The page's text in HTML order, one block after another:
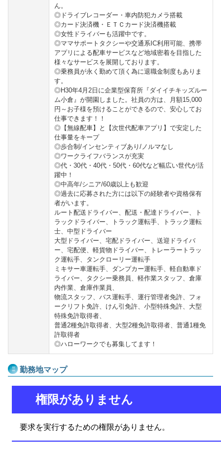
ん。
◎ドライブレコーダー・車内防犯カメラ搭載
◎カード決済機・ＥＴＣカード決済機搭載
◎女性ドライバーも活躍中です。
◎ママサポートタクシーや交通系IC利用可能、携帯
アプリによる配車サービスなど地域密着を目指した
様々なサービスを展開しております。
◎乗務員が永く勤めて頂く為に退職金制度もありま
す。
◎H30年4月2日に企業型保育所『ダイイチキッズルー
ム小倉』が開園しました。社員の方は、月額15,000
円～お子様を預けることができるので、安心してお
仕事できます！！
◎【無線配車】と【次世代配車アプリ】で安定した
仕事量をキープ
◎歩合制/インセンティブあり/ノルマなし
◎ワークライフバランスが充実
◎代・30代・40代・50代・60代など幅広い世代が活
躍中！
◎中高年/シニア/60歳以上も歓迎
◎過去に応募された方には以下の経験者や資格保有
者がいます。
ルート配送ドライバー、配送・配達ドライバー、ト
ラックドライバー、トラック運転手、トラック運転
士、中型ドライバー
大型ドライバー、宅配ドライバー、送迎ドライバ
ー、宅配便、軽貨物ドライバー、トレーラートラッ
ク運転手、タンクローリー運転手
ミキサー車運転手、ダンプカー運転手、軽自動車ド
ライバー、タクシー乗務員、軽作業スタッフ、倉庫
内作業、倉庫作業員、
物流スタッフ、バス運転手、運行管理者免許、フォ
ークリフト免許、けん引免許、小型特殊免許、大型
特殊免許取得者、
普通2種免許取得者、大型2種免許取得者、普通1種免
許取得者
◎ハローワークでも募集してます！
勤務地マップ